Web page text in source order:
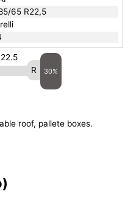
65 R22,5
30%
roof, pallete boxes.